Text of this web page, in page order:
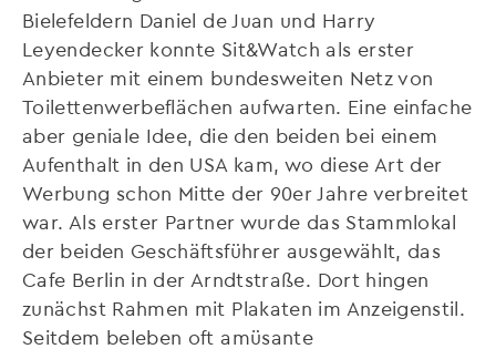
Bielefeldern Daniel de Juan und Harry
Leyendecker konnte Sit&Watch als erster
Anbieter mit einem bundesweiten Netz von
Toilettenwerbeflächen aufwarten. Eine einfache
aber geniale Idee, die den beiden bei einem
Aufenthalt in den USA kam, wo diese Art der
Werbung schon Mitte der 90er Jahre verbreitet
war. Als erster Partner wurde das Stammlokal
der beiden Geschäftsführer ausgewählt, das
Cafe Berlin in der Arndtstraße. Dort hingen
zunächst Rahmen mit Plakaten im Anzeigenstil.
Seitdem beleben oft amüsante